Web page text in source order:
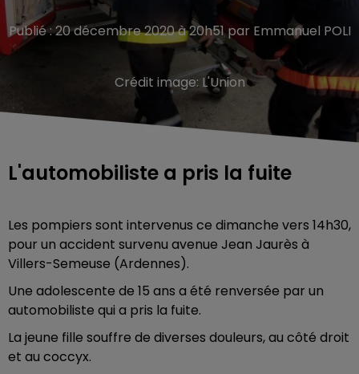
Publié : 20 décembre 2020 à 20h51 par Emmanuel POLI
Crédit image: L'Union
L'automobiliste a pris la fuite
Les pompiers sont intervenus ce dimanche vers 14h30,
pour un accident survenu avenue Jean Jaurès à
Villers-Semeuse (Ardennes).
Une adolescente de 15 ans a été renversée par un
automobiliste qui a pris la fuite.
La jeune fille souffre de diverses douleurs, au côté droit
et au coccyx.